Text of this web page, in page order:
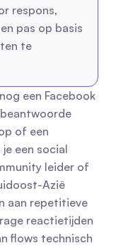
respons,
pas op basis
te
een Facebook
of een
een social
leider of
Azië
aan repetitieve
reactietijden
flows technisch